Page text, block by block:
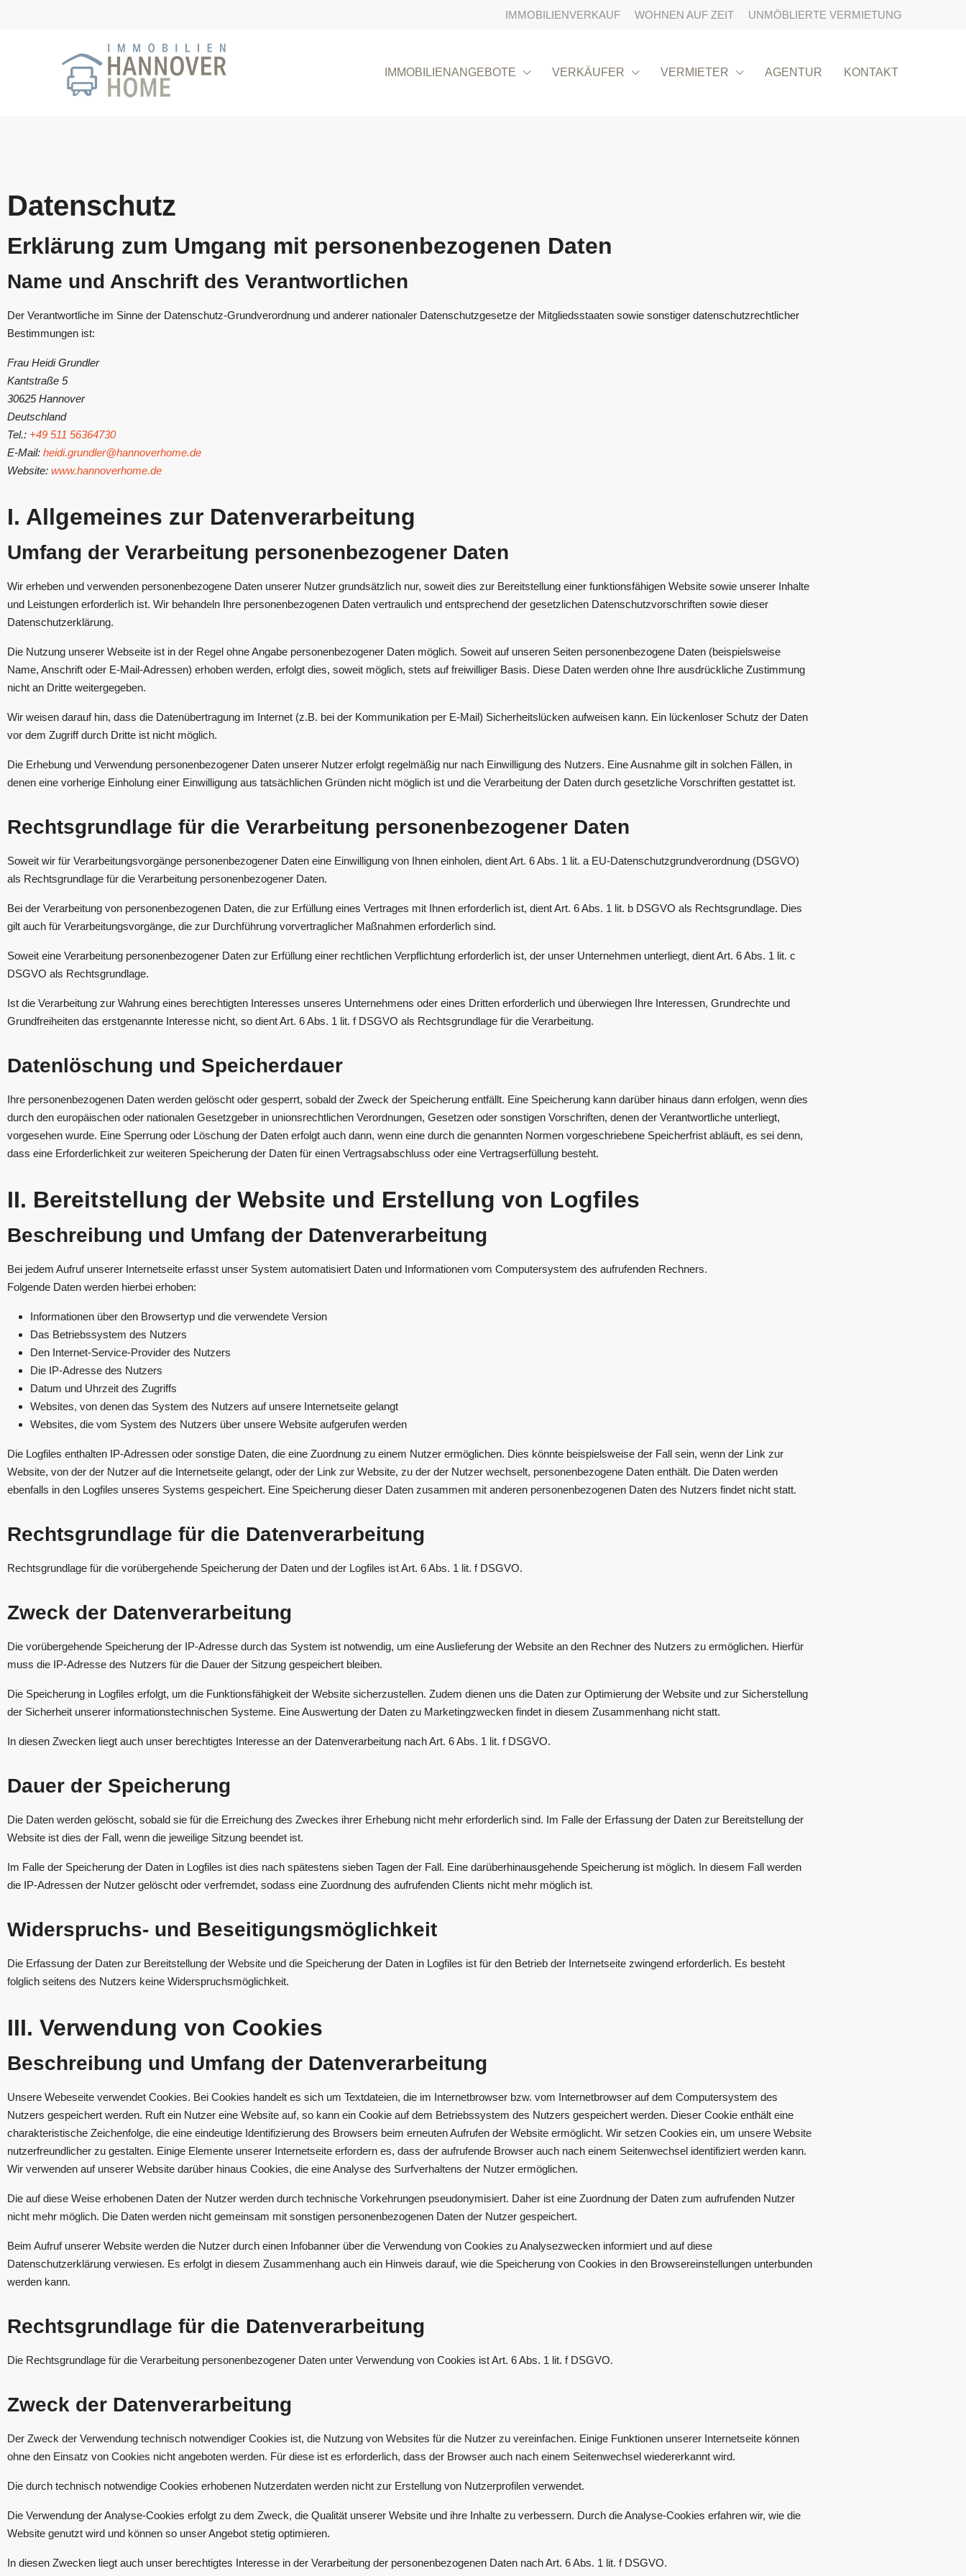
IMMOBILIENVERKAUF WOHNEN AUF ZEIT UNMÖBLIERTE VERMIETUNG
IMMOBILIENANGEBOTE VERKÄUFER VERMIETER AGENTUR KONTAKT
Datenschutz
Erklärung zum Umgang mit personenbezogenen Daten
Name und Anschrift des Verantwortlichen
Der Verantwortliche im Sinne der Datenschutz-Grundverordnung und anderer nationaler Datenschutzgesetze der Mitgliedsstaaten sowie sonstiger datenschutzrechtlicher
Bestimmungen ist:
Frau Heidi Grundler
Kantstraße 5
30625 Hannover
Deutschland
Tel.: +49 511 56364730
E-Mail: heidi.grundler@hannoverhome.de
Website: www.hannoverhome.de
I. Allgemeines zur Datenverarbeitung
Umfang der Verarbeitung personenbezogener Daten
Wir erheben und verwenden personenbezogene Daten unserer Nutzer grundsätzlich nur, soweit dies zur Bereitstellung einer funktionsfähigen Website sowie unserer Inhalte
und Leistungen erforderlich ist. Wir behandeln Ihre personenbezogenen Daten vertraulich und entsprechend der gesetzlichen Datenschutzvorschriften sowie dieser
Datenschutzerklärung.
Die Nutzung unserer Webseite ist in der Regel ohne Angabe personenbezogener Daten möglich. Soweit auf unseren Seiten personenbezogene Daten (beispielsweise
Name, Anschrift oder E-Mail-Adressen) erhoben werden, erfolgt dies, soweit möglich, stets auf freiwilliger Basis. Diese Daten werden ohne Ihre ausdrückliche Zustimmung
nicht an Dritte weitergegeben.
Wir weisen darauf hin, dass die Datenübertragung im Internet (z.B. bei der Kommunikation per E-Mail) Sicherheitslücken aufweisen kann. Ein lückenloser Schutz der Daten
vor dem Zugriff durch Dritte ist nicht möglich.
Die Erhebung und Verwendung personenbezogener Daten unserer Nutzer erfolgt regelmäßig nur nach Einwilligung des Nutzers. Eine Ausnahme gilt in solchen Fällen, in
denen eine vorherige Einholung einer Einwilligung aus tatsächlichen Gründen nicht möglich ist und die Verarbeitung der Daten durch gesetzliche Vorschriften gestattet ist.
Rechtsgrundlage für die Verarbeitung personenbezogener Daten
Soweit wir für Verarbeitungsvorgänge personenbezogener Daten eine Einwilligung von Ihnen einholen, dient Art. 6 Abs. 1 lit. a EU-Datenschutzgrundverordnung (DSGVO)
als Rechtsgrundlage für die Verarbeitung personenbezogener Daten.
Bei der Verarbeitung von personenbezogenen Daten, die zur Erfüllung eines Vertrages mit Ihnen erforderlich ist, dient Art. 6 Abs. 1 lit. b DSGVO als Rechtsgrundlage. Dies
gilt auch für Verarbeitungsvorgänge, die zur Durchführung vorvertraglicher Maßnahmen erforderlich sind.
Soweit eine Verarbeitung personenbezogener Daten zur Erfüllung einer rechtlichen Verpflichtung erforderlich ist, der unser Unternehmen unterliegt, dient Art. 6 Abs. 1 lit. c
DSGVO als Rechtsgrundlage.
Ist die Verarbeitung zur Wahrung eines berechtigten Interesses unseres Unternehmens oder eines Dritten erforderlich und überwiegen Ihre Interessen, Grundrechte und
Grundfreiheiten das erstgenannte Interesse nicht, so dient Art. 6 Abs. 1 lit. f DSGVO als Rechtsgrundlage für die Verarbeitung.
Datenlöschung und Speicherdauer
Ihre personenbezogenen Daten werden gelöscht oder gesperrt, sobald der Zweck der Speicherung entfällt. Eine Speicherung kann darüber hinaus dann erfolgen, wenn dies
durch den europäischen oder nationalen Gesetzgeber in unionsrechtlichen Verordnungen, Gesetzen oder sonstigen Vorschriften, denen der Verantwortliche unterliegt,
vorgesehen wurde. Eine Sperrung oder Löschung der Daten erfolgt auch dann, wenn eine durch die genannten Normen vorgeschriebene Speicherfrist abläuft, es sei denn,
dass eine Erforderlichkeit zur weiteren Speicherung der Daten für einen Vertragsabschluss oder eine Vertragserfüllung besteht.
II. Bereitstellung der Website und Erstellung von Logfiles
Beschreibung und Umfang der Datenverarbeitung
Bei jedem Aufruf unserer Internetseite erfasst unser System automatisiert Daten und Informationen vom Computersystem des aufrufenden Rechners.
Folgende Daten werden hierbei erhoben:
Informationen über den Browsertyp und die verwendete Version
Das Betriebssystem des Nutzers
Den Internet-Service-Provider des Nutzers
Die IP-Adresse des Nutzers
Datum und Uhrzeit des Zugriffs
Websites, von denen das System des Nutzers auf unsere Internetseite gelangt
Websites, die vom System des Nutzers über unsere Website aufgerufen werden
Die Logfiles enthalten IP-Adressen oder sonstige Daten, die eine Zuordnung zu einem Nutzer ermöglichen. Dies könnte beispielsweise der Fall sein, wenn der Link zur
Website, von der der Nutzer auf die Internetseite gelangt, oder der Link zur Website, zu der der Nutzer wechselt, personenbezogene Daten enthält. Die Daten werden
ebenfalls in den Logfiles unseres Systems gespeichert. Eine Speicherung dieser Daten zusammen mit anderen personenbezogenen Daten des Nutzers findet nicht statt.
Rechtsgrundlage für die Datenverarbeitung
Rechtsgrundlage für die vorübergehende Speicherung der Daten und der Logfiles ist Art. 6 Abs. 1 lit. f DSGVO.
Zweck der Datenverarbeitung
Die vorübergehende Speicherung der IP-Adresse durch das System ist notwendig, um eine Auslieferung der Website an den Rechner des Nutzers zu ermöglichen. Hierfür
muss die IP-Adresse des Nutzers für die Dauer der Sitzung gespeichert bleiben.
Die Speicherung in Logfiles erfolgt, um die Funktionsfähigkeit der Website sicherzustellen. Zudem dienen uns die Daten zur Optimierung der Website und zur Sicherstellung
der Sicherheit unserer informationstechnischen Systeme. Eine Auswertung der Daten zu Marketingzwecken findet in diesem Zusammenhang nicht statt.
In diesen Zwecken liegt auch unser berechtigtes Interesse an der Datenverarbeitung nach Art. 6 Abs. 1 lit. f DSGVO.
Dauer der Speicherung
Die Daten werden gelöscht, sobald sie für die Erreichung des Zweckes ihrer Erhebung nicht mehr erforderlich sind. Im Falle der Erfassung der Daten zur Bereitstellung der
Website ist dies der Fall, wenn die jeweilige Sitzung beendet ist.
Im Falle der Speicherung der Daten in Logfiles ist dies nach spätestens sieben Tagen der Fall. Eine darüberhinausgehende Speicherung ist möglich. In diesem Fall werden
die IP-Adressen der Nutzer gelöscht oder verfremdet, sodass eine Zuordnung des aufrufenden Clients nicht mehr möglich ist.
Widerspruchs- und Beseitigungsmöglichkeit
Die Erfassung der Daten zur Bereitstellung der Website und die Speicherung der Daten in Logfiles ist für den Betrieb der Internetseite zwingend erforderlich. Es besteht
folglich seitens des Nutzers keine Widerspruchsmöglichkeit.
III. Verwendung von Cookies
Beschreibung und Umfang der Datenverarbeitung
Unsere Webeseite verwendet Cookies. Bei Cookies handelt es sich um Textdateien, die im Internetbrowser bzw. vom Internetbrowser auf dem Computersystem des
Nutzers gespeichert werden. Ruft ein Nutzer eine Website auf, so kann ein Cookie auf dem Betriebssystem des Nutzers gespeichert werden. Dieser Cookie enthält eine
charakteristische Zeichenfolge, die eine eindeutige Identifizierung des Browsers beim erneuten Aufrufen der Website ermöglicht. Wir setzen Cookies ein, um unsere Website
nutzerfreundlicher zu gestalten. Einige Elemente unserer Internetseite erfordern es, dass der aufrufende Browser auch nach einem Seitenwechsel identifiziert werden kann.
Wir verwenden auf unserer Website darüber hinaus Cookies, die eine Analyse des Surfverhaltens der Nutzer ermöglichen.
Die auf diese Weise erhobenen Daten der Nutzer werden durch technische Vorkehrungen pseudonymisiert. Daher ist eine Zuordnung der Daten zum aufrufenden Nutzer
nicht mehr möglich. Die Daten werden nicht gemeinsam mit sonstigen personenbezogenen Daten der Nutzer gespeichert.
Beim Aufruf unserer Website werden die Nutzer durch einen Infobanner über die Verwendung von Cookies zu Analysezwecken informiert und auf diese
Datenschutzerklärung verwiesen. Es erfolgt in diesem Zusammenhang auch ein Hinweis darauf, wie die Speicherung von Cookies in den Browsereinstellungen unterbunden
werden kann.
Rechtsgrundlage für die Datenverarbeitung
Die Rechtsgrundlage für die Verarbeitung personenbezogener Daten unter Verwendung von Cookies ist Art. 6 Abs. 1 lit. f DSGVO.
Zweck der Datenverarbeitung
Der Zweck der Verwendung technisch notwendiger Cookies ist, die Nutzung von Websites für die Nutzer zu vereinfachen. Einige Funktionen unserer Internetseite können
ohne den Einsatz von Cookies nicht angeboten werden. Für diese ist es erforderlich, dass der Browser auch nach einem Seitenwechsel wiedererkannt wird.
Die durch technisch notwendige Cookies erhobenen Nutzerdaten werden nicht zur Erstellung von Nutzerprofilen verwendet.
Die Verwendung der Analyse-Cookies erfolgt zu dem Zweck, die Qualität unserer Website und ihre Inhalte zu verbessern. Durch die Analyse-Cookies erfahren wir, wie die
Website genutzt wird und können so unser Angebot stetig optimieren.
In diesen Zwecken liegt auch unser berechtigtes Interesse in der Verarbeitung der personenbezogenen Daten nach Art. 6 Abs. 1 lit. f DSGVO.